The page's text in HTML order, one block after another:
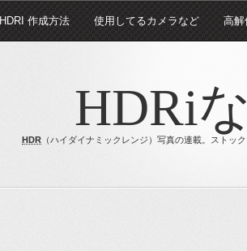
HDRI 作成方法 使用してるカメラなど 高解
HDRi
HDR （ハイダイナミックレンジ）写真の連載。ストッ